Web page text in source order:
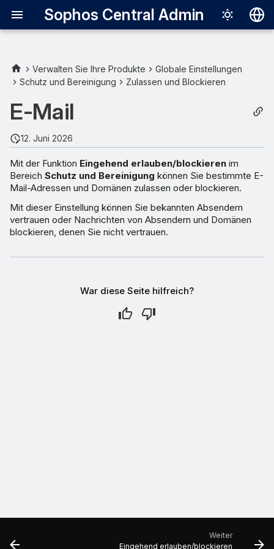
Sophos Central Admin
English
Español
한국어
中文（繁體）
Verwalten Sie Ihre Produkte
Globale Einstellungen
Schutz und Bereinigung
Zulassen und Blockieren
E-Mail
12. Juni 2026
Mit der Funktion Eingehend erlauben/blockieren im
Bereich Schutz und Bereinigung können Sie bestimmte E-
Mail-Adressen und Domänen zulassen oder blockieren.
Mit dieser Einstellung können Sie bekannten Absendern
vertrauen oder Nachrichten von Absendern und Domänen
blockieren, denen Sie nicht vertrauen.
War diese Seite hilfreich?
Weiter
Eingehend erlauben/blockieren